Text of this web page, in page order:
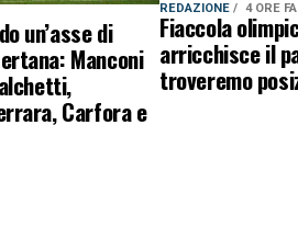
un’asse di
Manconi
Carfora e
REDAZIONE 4 ORE FA
Fiaccola
arricchisce il
troveremo